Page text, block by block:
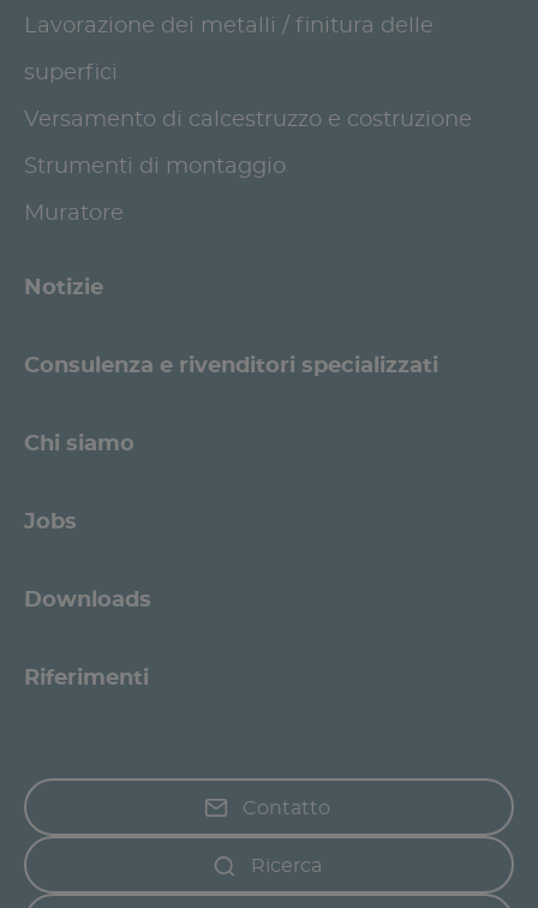
Lavorazione dei metalli / finitura delle
superfici
Versamento di calcestruzzo e costruzione
Strumenti di montaggio
Muratore
Notizie
Consulenza e rivenditori specializzati
Chi siamo
Jobs
Downloads
Riferimenti
Contatto
Ricerca